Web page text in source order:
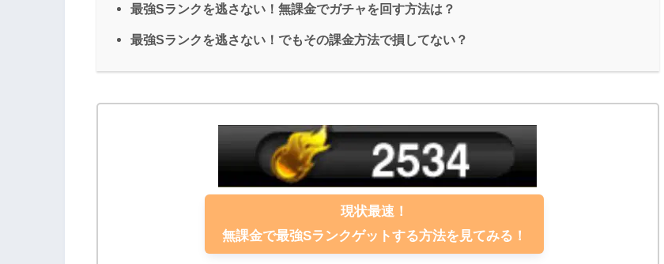
最強Sランクを逃さない！無課金でガチャを回す方法は？
最強Sランクを逃さない！でもその課金方法で損してない？
現状最速！
無課金で最強Sランクゲットする方法を見てみる！